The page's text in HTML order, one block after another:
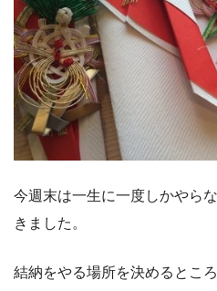
今週末は一生に一度しかやらな
きました。
結納をやる場所を決めるとこ